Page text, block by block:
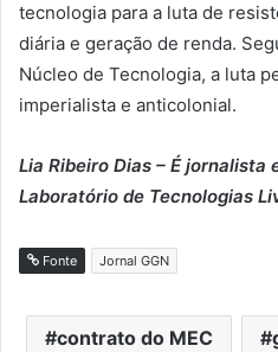
tecnologia para a luta de
diária e geração de renda.
Núcleo de Tecnologia, a luta
imperialista e anticolonial.
Lia Ribeiro Dias – É jornalista
Laboratório de Tecnologias
Fonte Jornal GGN
contrato do MEC